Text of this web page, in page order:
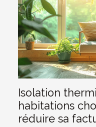
Isolation
habitations
réduire sa